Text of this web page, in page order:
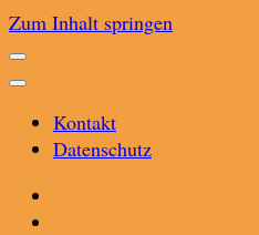
Zum Inhalt springen
Kontakt
Datenschutz